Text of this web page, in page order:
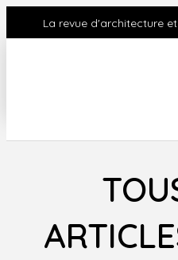
La revue d'architecture